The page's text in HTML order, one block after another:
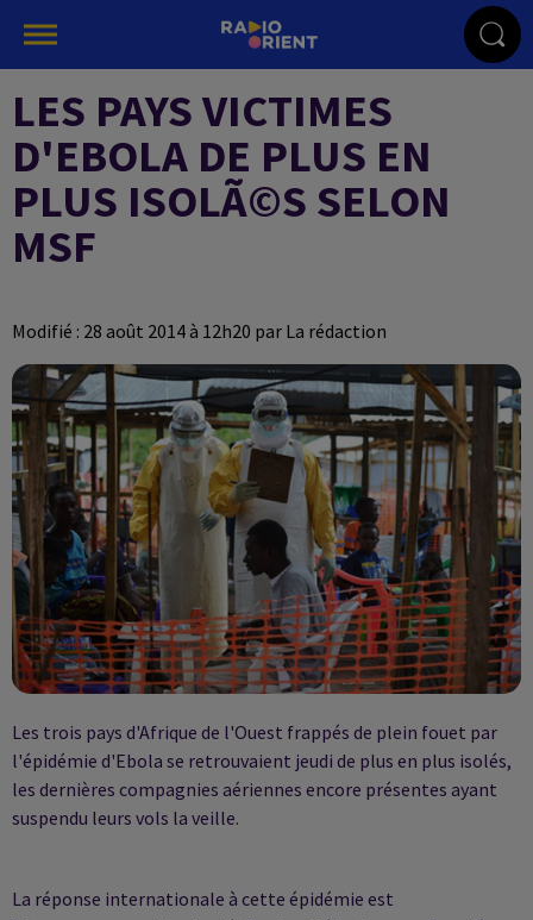
LES PAYS VICTIMES
D'EBOLA DE PLUS EN
PLUS ISOLÃ©S SELON
MSF
Modifié : 28 août 2014 à 12h20 par La rédaction
Les trois pays d'Afrique de l'Ouest frappés de plein fouet par
l'épidémie d'Ebola se retrouvaient jeudi de plus en plus isolés,
les dernières compagnies aériennes encore présentes ayant
suspendu leurs vols la veille.
La réponse internationale à cette épidémie est